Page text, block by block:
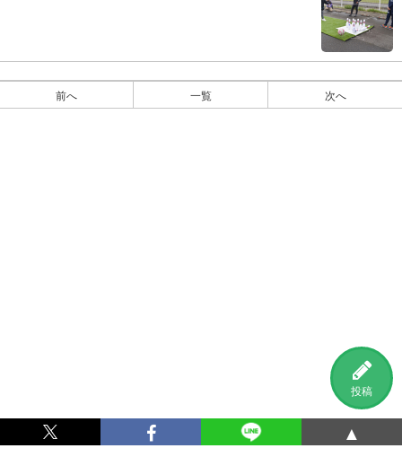
投稿
前へ 一覧 次へ
▲